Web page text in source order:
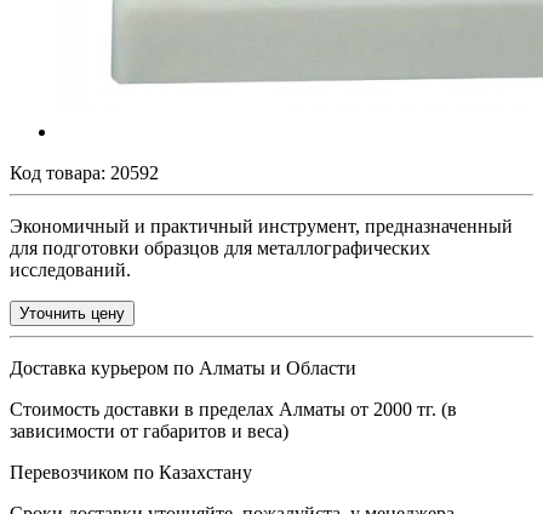
Код товара: 20592
Экономичный и практичный инструмент, предназначенный
для подготовки образцов для металлографических
исследований.
Уточнить цену
Доставка курьером по Алматы и Области
Стоимость доставки в пределах Алматы от 2000 тг. (в
зависимости от габаритов и веса)
Перевозчиком по Казахстану